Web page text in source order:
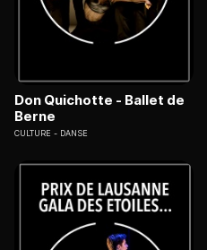
Don Quichotte - Ballet de
Berne
CULTURE DANSE